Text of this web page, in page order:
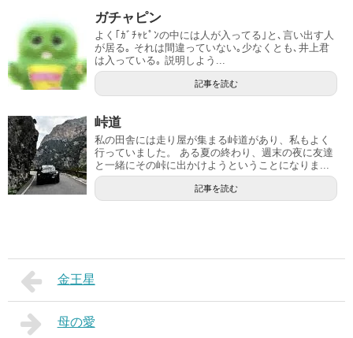
ガチャピン
よく｢ｶﾞﾁｬﾋﾟﾝの中には人が入ってる｣と､言い出す人
が居る｡ それは間違っていない｡少なくとも､井上君
は入っている｡ 説明しよう...
記事を読む
峠道
私の田舎には走り屋が集まる峠道があり、私もよく
行っていました。 ある夏の終わり、週末の夜に友達
と一緒にその峠に出かけようということになりま...
記事を読む
金王星
母の愛